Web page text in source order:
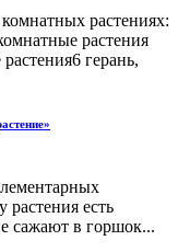
растениях:
растения
герань,
растения есть
сажают в горшок...